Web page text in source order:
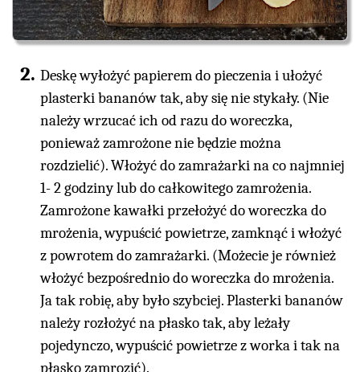
Deskę wyłożyć papierem do pieczenia i ułożyć
plasterki bananów tak, aby się nie stykały. (Nie
należy wrzucać ich od razu do woreczka,
ponieważ zamrożone nie będzie można
rozdzielić). Włożyć do zamrażarki na co najmniej
1- 2 godziny lub do całkowitego zamrożenia.
Zamrożone kawałki przełożyć do woreczka do
mrożenia, wypuścić powietrze, zamknąć i włożyć
z powrotem do zamrażarki. (Możecie je również
włożyć bezpośrednio do woreczka do mrożenia.
Ja tak robię, aby było szybciej. Plasterki bananów
należy rozłożyć na płasko tak, aby leżały
pojedynczo, wypuścić powietrze z worka i tak na
płasko zamrozić).